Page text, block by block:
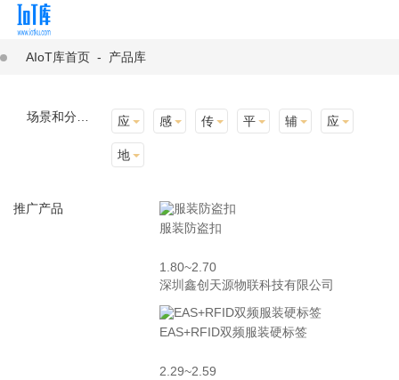
AIoT库首页 - 产品库
应用场景 感知层 传输层 平台层 辅助产品与材料 应用终端
地址选择
推广产品
服装防盗扣
1.80~2.70
深圳鑫创天源物联科技有限公司
EAS+RFID双频服装硬标签
2.29~2.59